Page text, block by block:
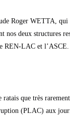
Roger WETTA,
nos deux structures
REN-LAC et l’ASCE.
que très
(PLAC) aux